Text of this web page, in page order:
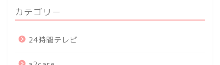
カテゴリー
24時間テレビ